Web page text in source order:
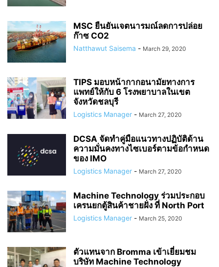
MSC ยืนยันเจตนารมณ์ลดการปล่อย
ก๊าซ CO2
Natthawut Saisema - March 29, 2020
TIPS มอบหน้ากากอนามัยทางการ
แพทย์ให้กับ 6 โรงพยาบาลในเขต
จังหวัดชลบุรี
Logistics Manager - March 27, 2020
DCSA จัดทำคู่มือแนวทางปฏิบัติด้าน
ความมั่นคงทางไซเบอร์ตามข้อกำหนด
ของ IMO
Logistics Manager - March 27, 2020
Machine Technology ร่วมประกอบ
เครนยกตู้สินค้าชายฝั่ง ที่ North Port
Logistics Manager - March 25, 2020
ตัวแทนจาก Bromma เข้าเยี่ยมชม
บริษัท Machine Technology